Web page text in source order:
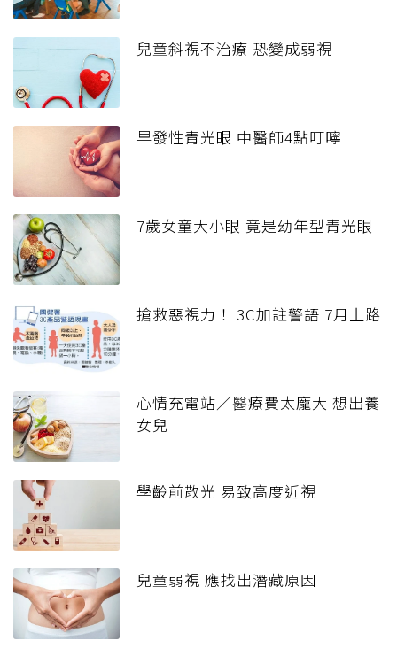
兒童斜視不治療 恐變成弱視
早發性青光眼 中醫師4點叮嚀
7歲女童大小眼 竟是幼年型青光眼
搶救惡視力！ 3C加註警語 7月上路
心情充電站／醫療費太龐大 想出養
女兒
學齡前散光 易致高度近視
兒童弱視 應找出潛藏原因